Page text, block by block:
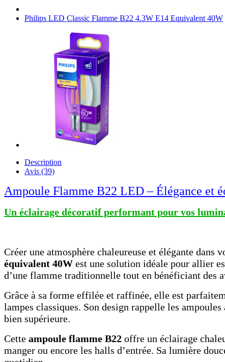
Philips LED Classic Flamme B22 4.3W E14 Equivalent 40W
Description
Avis (39)
Ampoule Flamme B22 LED – Élégance et
Un éclairage décoratif performant pour vos
Créer une atmosphère chaleureuse et élégante dans
équivalent 40W est une solution idéale pour allier
d’une flamme traditionnelle tout en bénéficiant des
Grâce à sa forme effilée et raffinée, elle est
lampes classiques. Son design rappelle les
bien supérieure.
Cette ampoule flamme B22 offre un éclairage
manger ou encore les halls d’entrée. Sa lumière